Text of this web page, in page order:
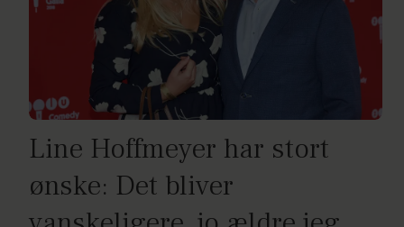
Line Hoffmeyer har stort
ønske: Det bliver